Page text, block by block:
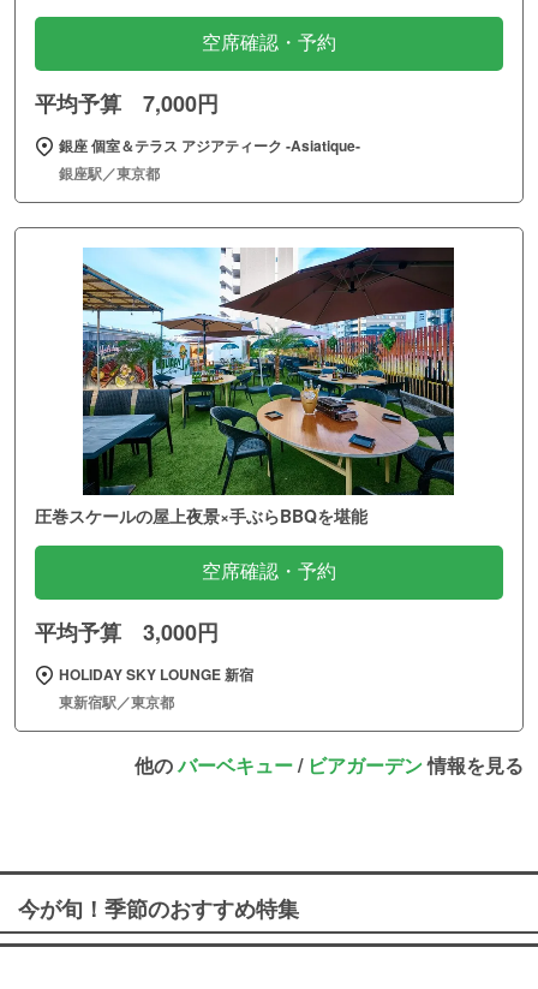
空席確認・予約
平均予算 7,000円
銀座 個室＆テラス アジアティーク ‐Asiatique‐
銀座駅／東京都
圧巻スケールの屋上夜景×手ぶらBBQを堪能
空席確認・予約
平均予算 3,000円
HOLIDAY SKY LOUNGE 新宿
東新宿駅／東京都
他のバーベキュー/ ビアガーデン情報を見る
今が旬！季節のおすすめ特集